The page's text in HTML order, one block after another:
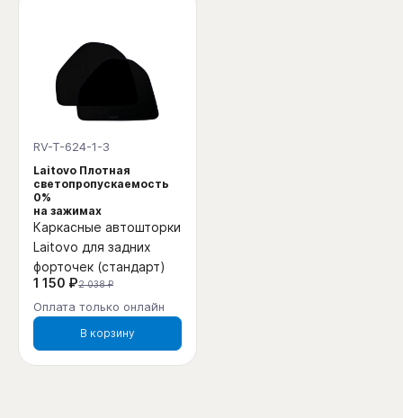
RV-T-624-1-3
Laitovo Плотная
светопропускаемость
0%
на зажимах
Каркасные автошторки
Laitovo для задних
форточек (стандарт)
1 150 ₽2 038 ₽
Оплата только онлайн
В корзину